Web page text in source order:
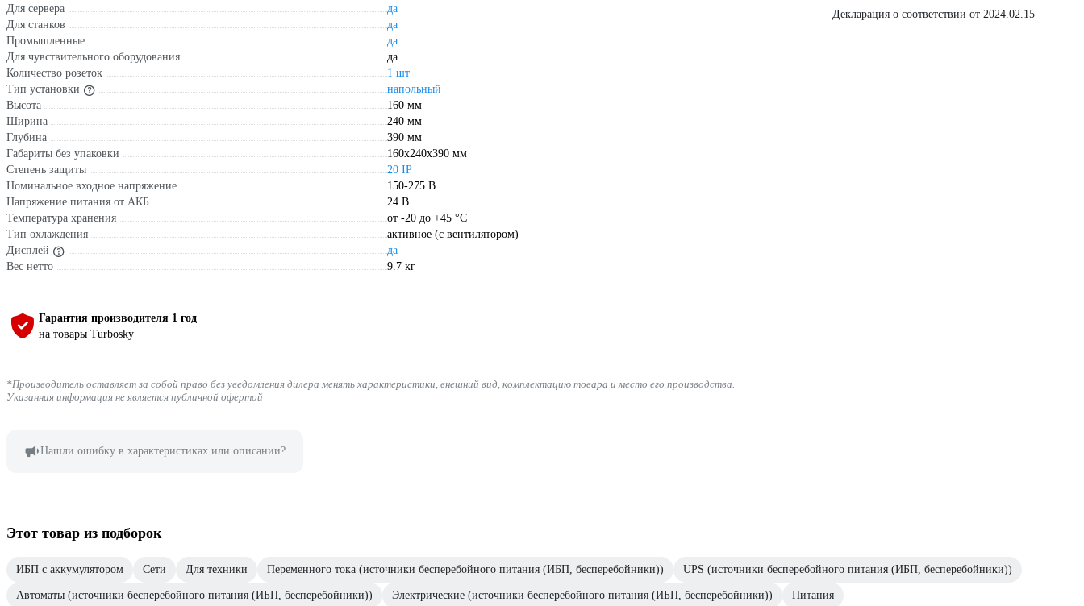
Для сервера
да
Для станков
да
Промышленные
да
Для чувствительного оборудования
да
Количество розеток
1 шт
Тип установки
напольный
Высота
160 мм
Ширина
240 мм
Глубина
390 мм
Габариты без упаковки
160x240x390 мм
Степень защиты
20 IP
Номинальное входное напряжение
150-275 В
Напряжение питания от АКБ
24 В
Температура хранения
от -20 до +45 °С
Тип охлаждения
активное (с вентилятором)
Дисплей
да
Вес нетто
9.7 кг
Гарантия производителя 1 год
на товары Turbosky
*Производитель оставляет за собой право без уведомления дилера менять характеристики, внешний вид, комплектацию товара и место его производства.
Указанная информация не является публичной офертой
Нашли ошибку в характеристиках или описании?
Декларация о соответствии от 2024.02.15
Этот товар из подборок
ИБП с аккумулятором Сети Для техники Переменного тока (источники бесперебойного питания (ИБП, бесперебойники)) UPS (источники бесперебойного питания (ИБП, бесперебойники))
Автоматы (источники бесперебойного питания (ИБП, бесперебойники)) Электрические (источники бесперебойного питания (ИБП, бесперебойники)) Питания